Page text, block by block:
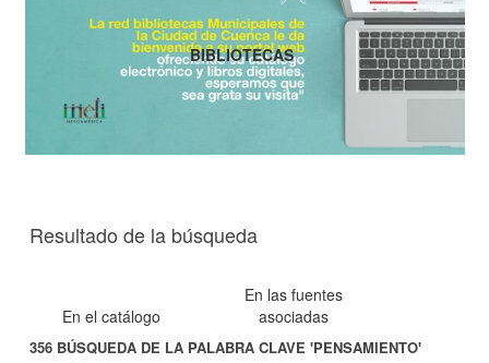
Resultado de la búsqueda
En el catálogo
En las fuentes
asociadas
356 BÚSQUEDA DE LA PALABRA CLAVE'PENSAMIENTO'
BIBLIOTECAS